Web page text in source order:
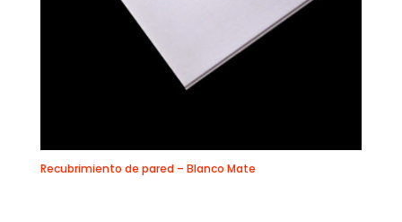
Recubrimiento de pared – Blanco Mate